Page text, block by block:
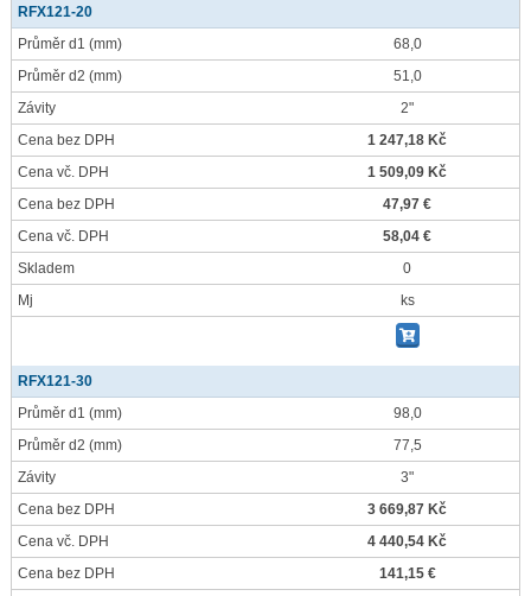
RFX121-20
Průměr d1 (mm)
68,0
Průměr d2 (mm)
51,0
Závity
2"
Cena bez DPH
1 247,18 Kč
Cena vč. DPH
1 509,09 Kč
Cena bez DPH
47,97 €
Cena vč. DPH
58,04 €
Skladem
0
Mj
ks
RFX121-30
Průměr d1 (mm)
98,0
Průměr d2 (mm)
77,5
Závity
3"
Cena bez DPH
3 669,87 Kč
Cena vč. DPH
4 440,54 Kč
Cena bez DPH
141,15 €